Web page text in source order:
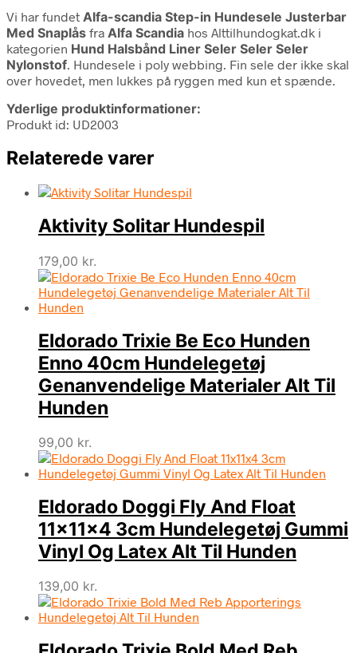
Vi har fundet Alfa-scandia Step-in Hundesele Justerbar
Med Snaplås fra Alfa Scandia hos Alttilhundogkat.dk i
kategorien Hund Halsbånd Liner Seler Seler Seler
Nylonstof. Hundesele i poly webbing. Fin sele der ikke skal
over hovedet, men lukkes på ryggen med kun et spænde.
Yderlige produktinformationer:
Produkt id: UD2003
Relaterede varer
Aktivity Solitar Hundespil
179,00 kr.
Eldorado Trixie Be Eco Hunden
Enno 40cm Hundelegetøj
Genanvendelige Materialer Alt Til
Hunden
99,00 kr.
Eldorado Doggi Fly And Float
11x11x4 3cm Hundelegetøj Gummi
Vinyl Og Latex Alt Til Hunden
139,00 kr.